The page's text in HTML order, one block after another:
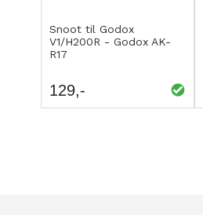
Snoot til Godox
V1/H200R - Godox AK-
R17
KjøpLEGG
129